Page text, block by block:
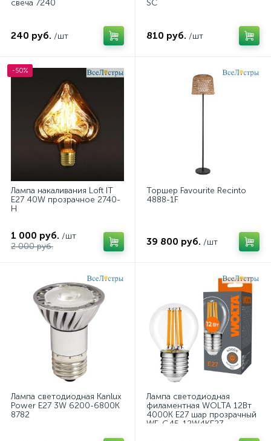
свеча 7240
240 руб. /шт
SC
810 руб. /шт
-50%
Лампа накаливания Loft IT
E27 40W прозрачное 2740-
H
1 000 руб. /шт
2 000 руб.
Торшер Favourite Recinto
4888-1F
39 800 руб. /шт
Лампа светодиодная Kanlux
Power E27 3W 6200-6800К
8782
Лампа светодиодная
филаментная WOLTA 12Вт
4000K Е27 шар прозрачный
WF-G45-12W4KE27